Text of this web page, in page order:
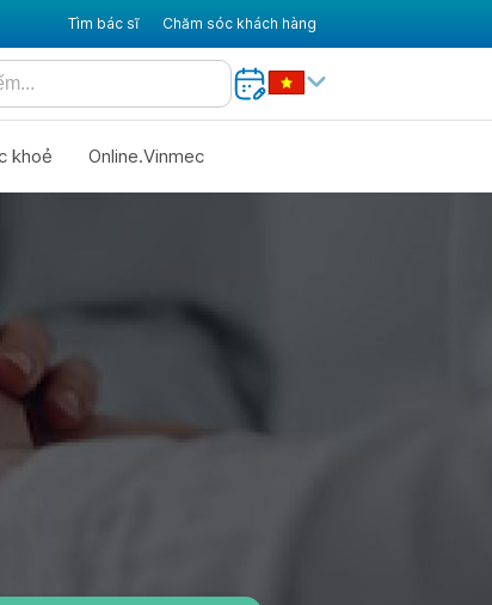
Tìm bác sĩ Chăm sóc khách hàng
khoẻ Online.Vinmec